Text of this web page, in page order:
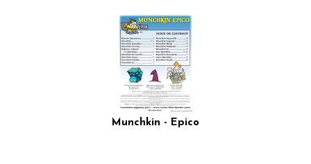
Munchkin - Epico